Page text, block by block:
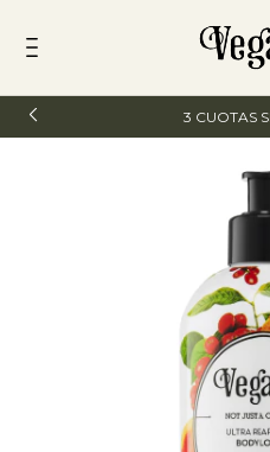
3 CUOTAS